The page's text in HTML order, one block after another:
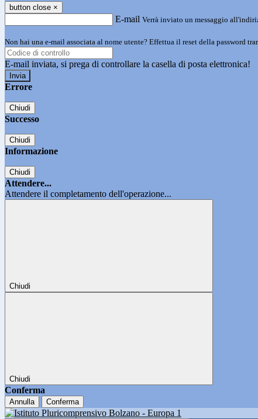
button close ×
E-mail Verrà inviato un messaggio
Non hai una e-mail associata al nome utente? Effettua il reset della password
E-mail inviata, si prega di controllare la casella di posta elettronica!
Errore
Chiudi
Successo
Chiudi
Informazione
Chiudi
Attendere...
Attendere il completamento dell'operazione...
Chiudi
Chiudi
Conferma
Annulla Conferma